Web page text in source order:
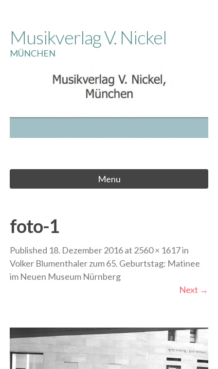
content
Musikverlag V. Nickel
MÜNCHEN
Menu
foto-1
Published 18. Dezember 2016at 2560 × 1617in
Volker Blumenthaler zum 65. Geburtstag: Matinee
im Neuen Museum Nürnberg
Next →